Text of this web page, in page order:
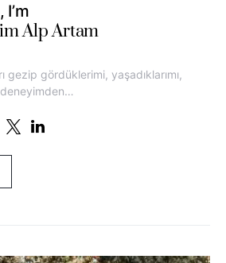
I’m
Alp Artam
gezip gördüklerimi, yaşadıklarımı,